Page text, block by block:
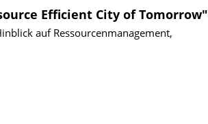
Efficient City of Tomorrow"
auf Ressourcenmanagement,